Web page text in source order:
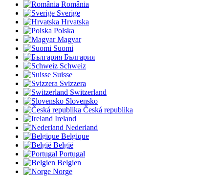
România
Sverige
Hrvatska
Polska
Magyar
Suomi
България
Schweiz
Suisse
Svizzera
Switzerland
Slovensko
Česká republika
Ireland
Nederland
Belgique
België
Portugal
Belgien
Norge